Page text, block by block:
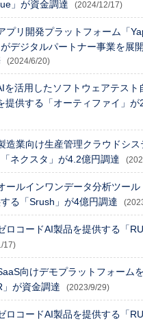
」が資金調達
(2024/12/17)
プリ開発プラットフォーム「
がデジタルパートナー事業を展
(2024/6/20)
を活用したソフトウェアテスト
提供する「オーティファイ」
造業向け生産管理クラウドシス
ネクスタ」が4.2億円調達
ールインワンデータ分析ツー
する「Srush」が4億円調達
ロコードAI製品を提供する「
17)
向けデモプラットフォーム
」が資金調達
(2023/9/29)
ロコードAI製品を提供する「